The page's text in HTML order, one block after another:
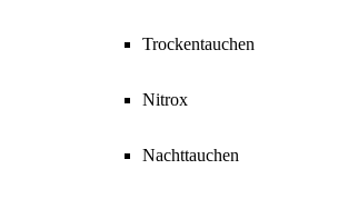
Trockentauchen
Nitrox
Nachttauchen